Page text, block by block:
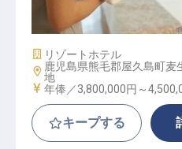
スパ（MGR）
施設業態
リゾートホテル
勤務地
鹿児島県熊毛郡屋久島町麦
地
給与
年俸／3,800,000円～
キープする